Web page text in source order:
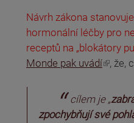
Návrh zákona
hormonální léčby pro
receptů na „blokátory
Monde pak uvádí
(odkaz je externí) , že,
cílem je „
zpochybňují své